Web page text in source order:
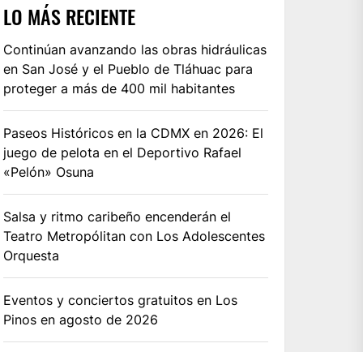
LO MÁS RECIENTE
Continúan avanzando las obras hidráulicas
en San José y el Pueblo de Tláhuac para
proteger a más de 400 mil habitantes
Paseos Históricos en la CDMX en 2026: El
juego de pelota en el Deportivo Rafael
«Pelón» Osuna
Salsa y ritmo caribeño encenderán el
Teatro Metropólitan con Los Adolescentes
Orquesta
Eventos y conciertos gratuitos en Los
Pinos en agosto de 2026